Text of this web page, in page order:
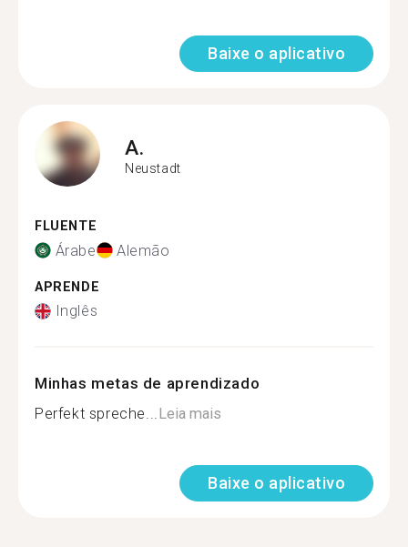
Baixe o aplicativo
A.
Neustadt
FLUENTE
Árabe Alemão
APRENDE
Inglês
Minhas metas de aprendizado
Perfekt spreche...Leia mais
Baixe o aplicativo